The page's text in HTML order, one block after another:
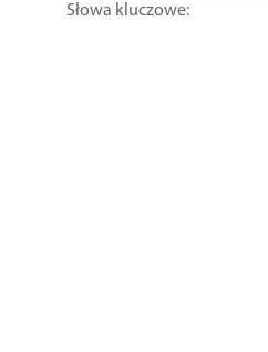
Słowa kluczowe: